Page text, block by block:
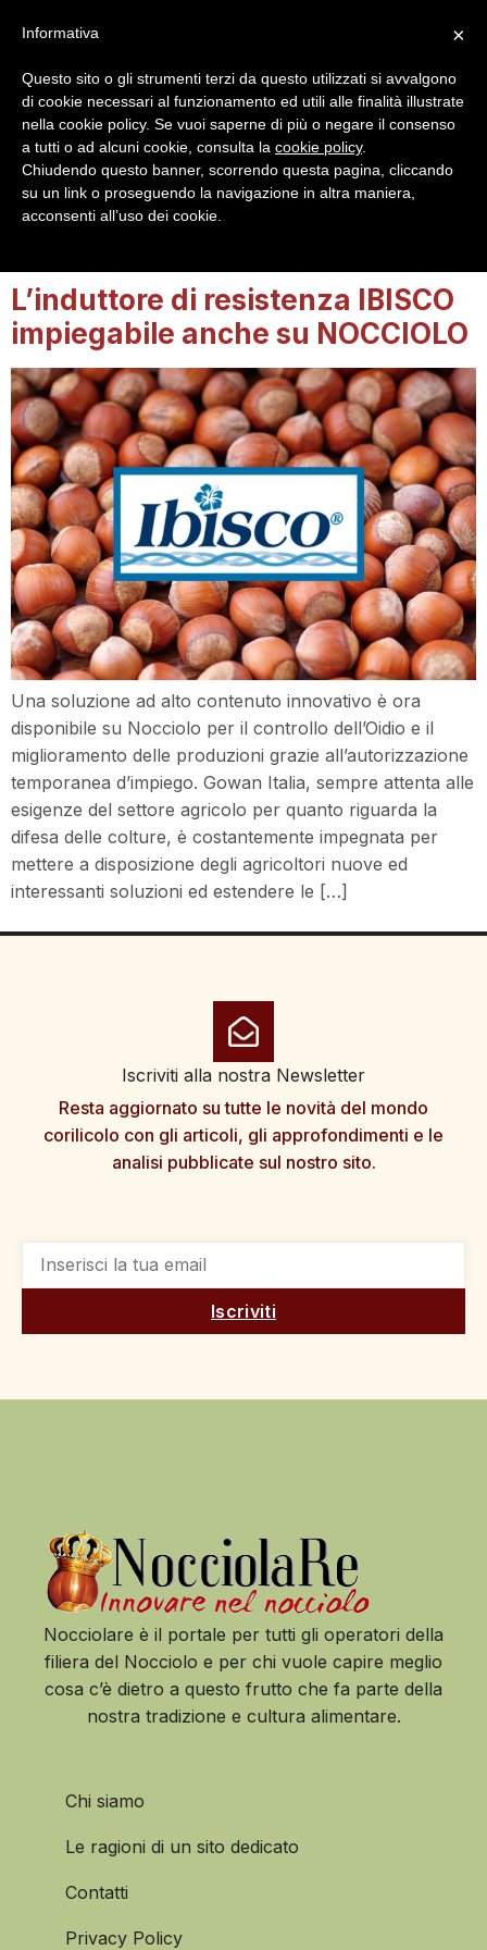
Login Registrazione
L’induttore di resistenza IBISCO
impiegabile anche su NOCCIOLO
Una soluzione ad alto contenuto innovativo è ora
disponibile su Nocciolo per il controllo dell’Oidio e il
miglioramento delle produzioni grazie all’autorizzazione
temporanea d’impiego. Gowan Italia, sempre attenta alle
esigenze del settore agricolo per quanto riguarda la
difesa delle colture, è costantemente impegnata per
mettere a disposizione degli agricoltori nuove ed
interessanti soluzioni ed estendere le […]
Iscriviti alla nostra Newsletter
Resta aggiornato su tutte le novità del mondo
corilicolo con gli articoli, gli approfondimenti e le
analisi pubblicate sul nostro sito.
Iscriviti
Nocciolare è il portale per tutti gli operatori della
filiera del Nocciolo e per chi vuole capire meglio
cosa c’è dietro a questo frutto che fa parte della
nostra tradizione e cultura alimentare.
Chi siamo
Le ragioni di un sito dedicato
Contatti
Privacy Policy
×
Informativa
Questo sito o gli strumenti terzi da questo utilizzati si avvalgono
di cookie necessari al funzionamento ed utili alle finalità illustrate
nella cookie policy. Se vuoi saperne di più o negare il consenso
a tutti o ad alcuni cookie, consulta la cookie policy.
Chiudendo questo banner, scorrendo questa pagina, cliccando
su un link o proseguendo la navigazione in altra maniera,
acconsenti all’uso dei cookie.